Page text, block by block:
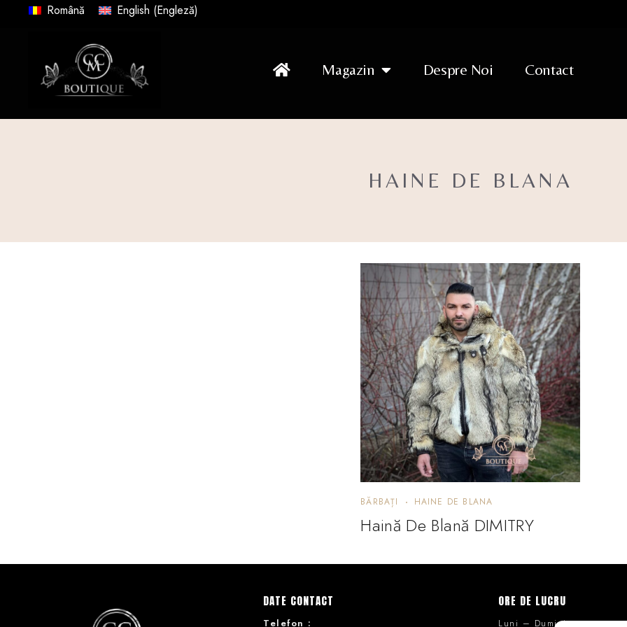
Română English (Engleză)
Magazin Despre Noi Contact
HAINE DE BLANA
BĂRBAȚI HAINE DE BLANA
Haină De Blană DIMITRY
DATE CONTACT
Telefon :
ORE DE LUCRU
Luni – Duminica :